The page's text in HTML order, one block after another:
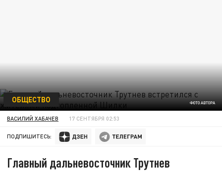
ФОТО АВТОРА
ОБЩЕСТВО
ВАСИЛИЙ ХАБАЧЕВ 17 СЕНТЯБРЯ 02:53
ПОДПИШИТЕСЬ:
Главный дальневосточник Трутнев